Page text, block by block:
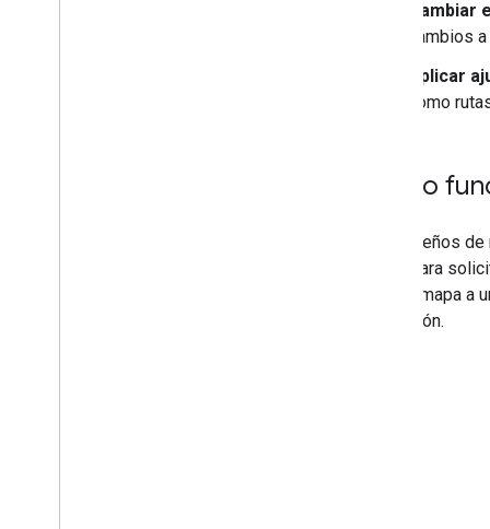
cambios
Aplicar
como
Cómo
Los diseños
mapa para
IDs de mapa
aplicación.